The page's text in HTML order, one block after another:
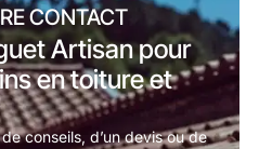
CONTACT
Artisan pour
en toiture et
conseils, d’un devis ou de